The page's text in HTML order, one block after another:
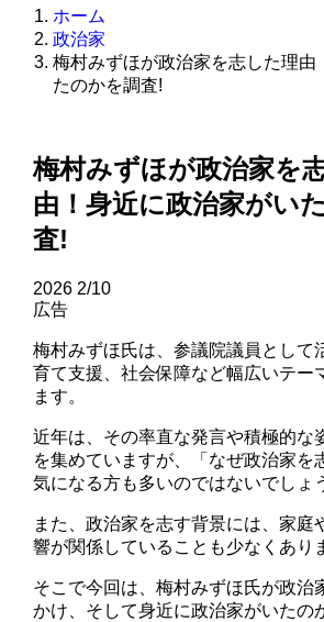
ホーム
政治家
梅村みずほが政治家を志した理由
たのかを調査!
梅村みずほが政治家を
由！身近に政治家がい
査!
2026 2/10
広告
梅村みずほ氏は、参議院議員として
育て支援、社会保障など幅広いテー
ます。
近年は、その率直な発言や積極的な
を集めていますが、「なぜ政治家を
気になる方も多いのではないでしょ
また、政治家を志す背景には、家庭
響が関係していることも少なくあり
そこで今回は、梅村みずほ氏が政治
かけ、そして身近に政治家がいたの